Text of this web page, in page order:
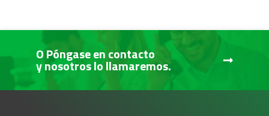
O Póngase en contacto
y nosotros lo llamaremos.